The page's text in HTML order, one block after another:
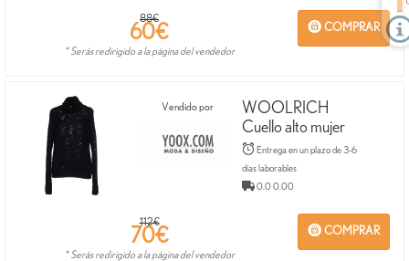
COMPRAR
88€
60€
* Serás redirigido a la página del vendedor
Vendido por
WOOLRICH
Cuello alto mujer
Entrega en un plazo de 3-6
días laborables
0.0 0.00
COMPRAR
112€
70€
* Serás redirigido a la página del vendedor